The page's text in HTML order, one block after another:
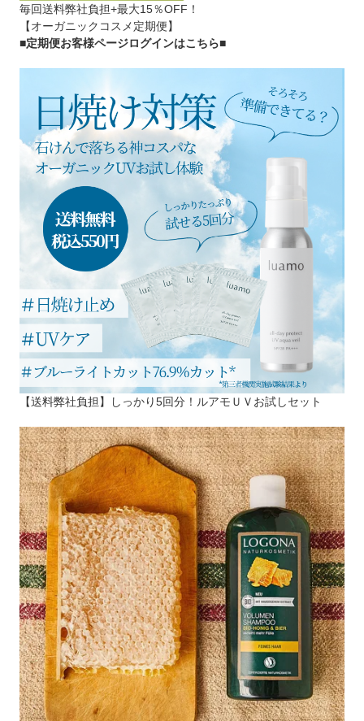
毎回送料弊社負担+最大15％OFF！
【オーガニックコスメ定期便】
■定期便お客様ページログインはこちら■
【送料弊社負担】しっかり5回分！ルアモＵＶお試しセット